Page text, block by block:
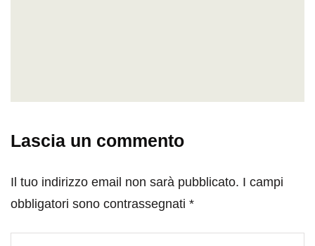
Lascia un commento
Il tuo indirizzo email non sarà pubblicato. I campi
obbligatori sono contrassegnati *